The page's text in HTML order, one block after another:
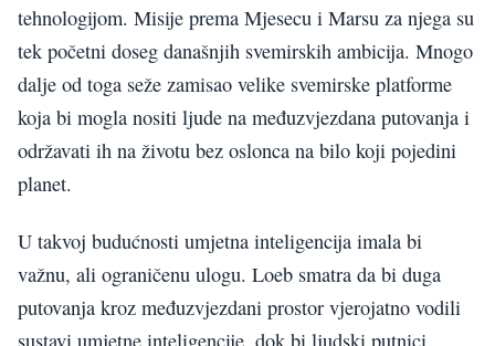
tehnologijom. Misije prema Mjesecu i Marsu za njega su
tek početni doseg današnjih svemirskih ambicija. Mnogo
dalje od toga seže zamisao velike svemirske platforme
koja bi mogla nositi ljude na međuzvjezdana putovanja i
održavati ih na životu bez oslonca na bilo koji pojedini
planet.
U takvoj budućnosti umjetna inteligencija imala bi
važnu, ali ograničenu ulogu. Loeb smatra da bi duga
putovanja kroz međuzvjezdani prostor vjerojatno vodili